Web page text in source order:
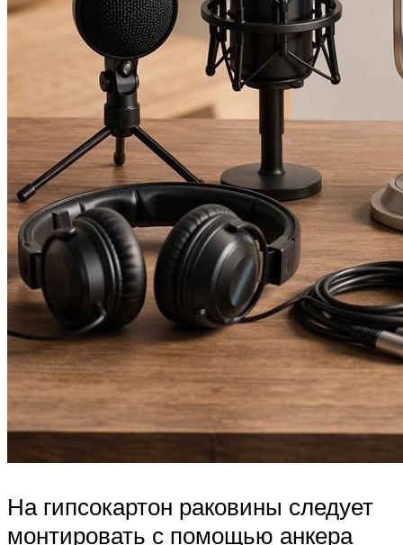
На гипсокартон раковины следует
монтировать с помощью анкера